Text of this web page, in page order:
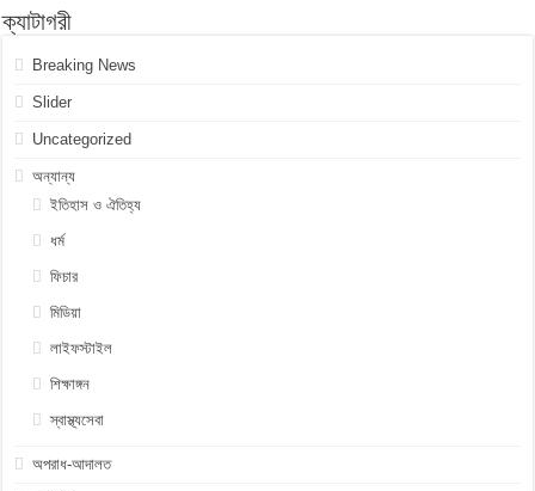
ক্যাটাগরী
Breaking News
Slider
Uncategorized
অন্যান্য
ইতিহাস ও ঐতিহ্য
ধর্ম
ফিচার
মিডিয়া
লাইফস্টাইল
শিক্ষাঙ্গন
স্বাস্থ্যসেবা
অপরাধ-আদালত